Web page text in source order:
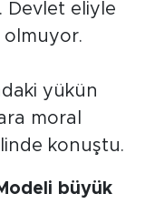
Devlet eliyle
olmuyor.
yükün
moral
konuştu.
büyük